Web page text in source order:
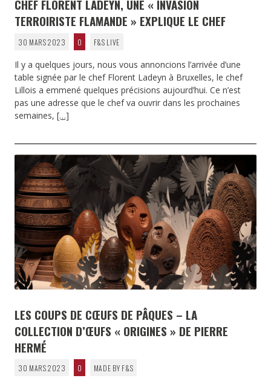
CHEF FLORENT LADEYN, UNE « INVASION
TERROIRISTE FLAMANDE » EXPLIQUE LE CHEF
30 MARS 2023 0 F&S LIVE
Il y a quelques jours, nous vous annoncions l’arrivée d’une
table signée par le chef Florent Ladeyn à Bruxelles, le chef
Lillois a emmené quelques précisions aujourd’hui. Ce n’est
pas une adresse que le chef va ouvrir dans les prochaines
semaines, […]
LES COUPS DE CŒUFS DE PÂQUES – LA
COLLECTION D’ŒUFS « ORIGINES » DE PIERRE
HERMÉ
30 MARS 2023 0 MADE BY F&S